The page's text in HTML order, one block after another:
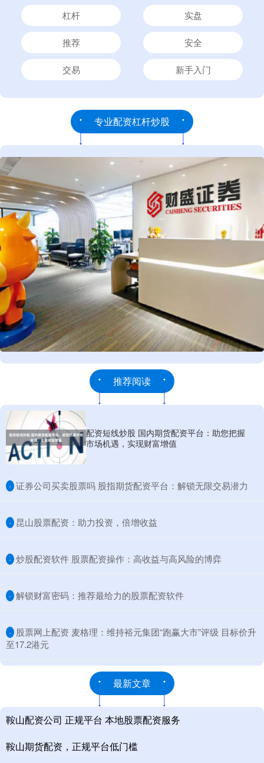
杠杆 实盘
推荐 安全
交易 新手入门
专业配资杠杆炒股
推荐阅读
配资短线炒股 国内期货配资平台：助您把握
市场机遇，实现财富增值
· ​证券公司买卖股票吗 股指期货配资平台：解锁无限交易潜力
· ​昆山股票配资：助力投资，倍增收益
· ​炒股配资软件 股票配资操作：高收益与高风险的博弈
· ​解锁财富密码：推荐最给力的股票配资软件
· ​股票网上配资 麦格理：维持裕元集团“跑赢大市”评级 目标价升
至17.2港元
最新文章
鞍山配资公司 正规平台 本地股票配资服务
鞍山期货配资，正规平台低门槛